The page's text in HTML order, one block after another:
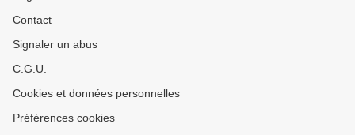
Contact
Signaler un abus
C.G.U.
Cookies et données personnelles
Préférences cookies